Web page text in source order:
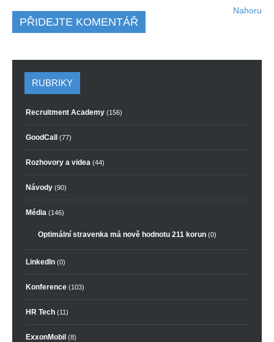
PŘIDEJTE KOMENTÁŘ
Nahoru
RUBRIKY
Recruitment Academy (156)
GoodCall (77)
Rozhovory a videa (44)
Návody (90)
Média (146)
Optimální stravenka má nově hodnotu 211 korun (0)
LinkedIn (0)
Konference (103)
HR Tech (11)
ExxonMobil (8)